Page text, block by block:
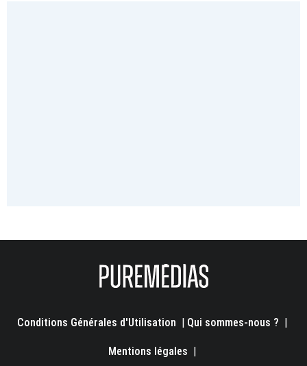
Conditions Générales d'Utilisation | Qui sommes-nous ? |
Mentions légales |